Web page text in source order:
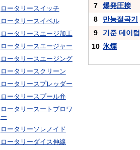
ロータリースイッチ
ロータリースイベル
ロータリースエージ加工
ロータリースエージャー
ロータリースエージング
ロータリースクリーン
ロータリースプレッダー
ロータリースプール弁
ロータリースートブロワ
ー
ロータリーソレノイド
ロータリーダイス伸線
7
爆発圧接
8
만능절곡기
9
기준 데이텀
10 氷煙